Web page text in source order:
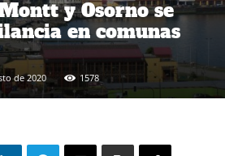
y Osorno se
en comunas
de 2020 1578